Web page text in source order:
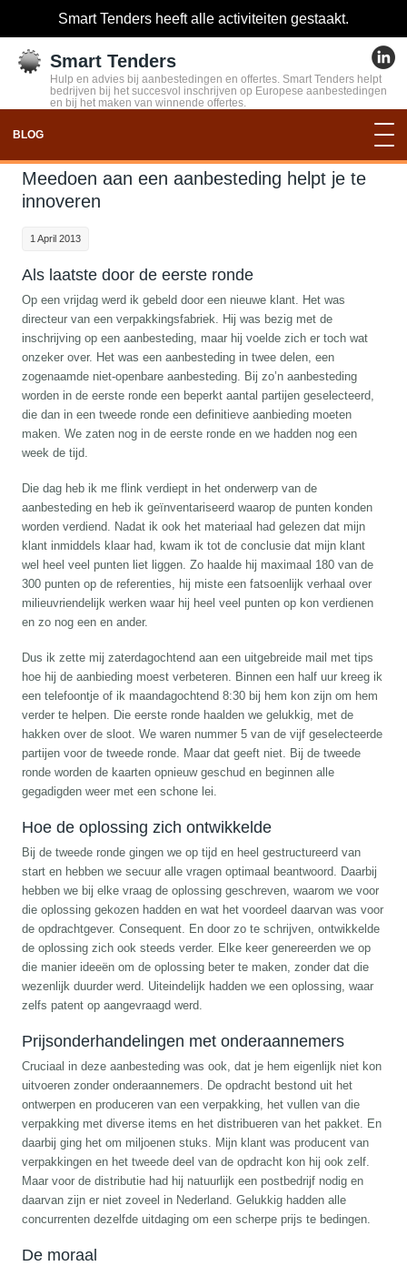
Smart Tenders heeft alle activiteiten gestaakt.
Smart Tenders
Hulp en advies bij aanbestedingen en offertes. Smart Tenders helpt
bedrijven bij het succesvol inschrijven op Europese aanbestedingen
en bij het maken van winnende offertes.
BLOG
Meedoen aan een aanbesteding helpt je te
innoveren
1 April 2013
Als laatste door de eerste ronde
Op een vrijdag werd ik gebeld door een nieuwe klant. Het was
directeur van een verpakkingsfabriek. Hij was bezig met de
inschrijving op een aanbesteding, maar hij voelde zich er toch wat
onzeker over. Het was een aanbesteding in twee delen, een
zogenaamde niet-openbare aanbesteding. Bij zo’n aanbesteding
worden in de eerste ronde een beperkt aantal partijen geselecteerd,
die dan in een tweede ronde een definitieve aanbieding moeten
maken. We zaten nog in de eerste ronde en we hadden nog een
week de tijd.
Die dag heb ik me flink verdiept in het onderwerp van de
aanbesteding en heb ik geïnventariseerd waarop de punten konden
worden verdiend. Nadat ik ook het materiaal had gelezen dat mijn
klant inmiddels klaar had, kwam ik tot de conclusie dat mijn klant
wel heel veel punten liet liggen. Zo haalde hij maximaal 180 van de
300 punten op de referenties, hij miste een fatsoenlijk verhaal over
milieuvriendelijk werken waar hij heel veel punten op kon verdienen
en zo nog een en ander.
Dus ik zette mij zaterdagochtend aan een uitgebreide mail met tips
hoe hij de aanbieding moest verbeteren. Binnen een half uur kreeg ik
een telefoontje of ik maandagochtend 8:30 bij hem kon zijn om hem
verder te helpen. Die eerste ronde haalden we gelukkig, met de
hakken over de sloot. We waren nummer 5 van de vijf geselecteerde
partijen voor de tweede ronde. Maar dat geeft niet. Bij de tweede
ronde worden de kaarten opnieuw geschud en beginnen alle
gegadigden weer met een schone lei.
Hoe de oplossing zich ontwikkelde
Bij de tweede ronde gingen we op tijd en heel gestructureerd van
start en hebben we secuur alle vragen optimaal beantwoord. Daarbij
hebben we bij elke vraag de oplossing geschreven, waarom we voor
die oplossing gekozen hadden en wat het voordeel daarvan was voor
de opdrachtgever. Consequent. En door zo te schrijven, ontwikkelde
de oplossing zich ook steeds verder. Elke keer genereerden we op
die manier ideeën om de oplossing beter te maken, zonder dat die
wezenlijk duurder werd. Uiteindelijk hadden we een oplossing, waar
zelfs patent op aangevraagd werd.
Prijsonderhandelingen met onderaannemers
Cruciaal in deze aanbesteding was ook, dat je hem eigenlijk niet kon
uitvoeren zonder onderaannemers. De opdracht bestond uit het
ontwerpen en produceren van een verpakking, het vullen van die
verpakking met diverse items en het distribueren van het pakket. En
daarbij ging het om miljoenen stuks. Mijn klant was producent van
verpakkingen en het tweede deel van de opdracht kon hij ook zelf.
Maar voor de distributie had hij natuurlijk een postbedrijf nodig en
daarvan zijn er niet zoveel in Nederland. Gelukkig hadden alle
concurrenten dezelfde uitdaging om een scherpe prijs te bedingen.
De moraal